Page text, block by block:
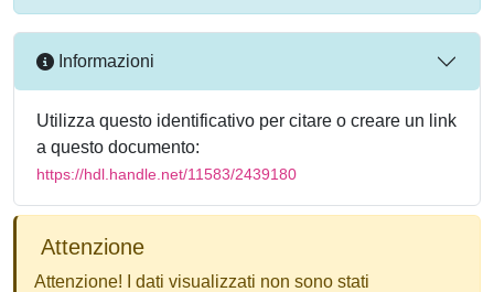
Informazioni
Utilizza questo identificativo per citare o creare un link
a questo documento:
https://hdl.handle.net/11583/2439180
Attenzione
Attenzione! I dati visualizzati non sono stati